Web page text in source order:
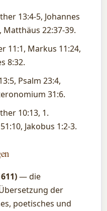
13:4-5, Johannes
Matthäus 22:37-39.
11:1, Markus 11:24,
8:32.
Psalm 23:4,
31:6.
10:13, 1.
Jakobus 1:2-3.
— die
der
poetisches und